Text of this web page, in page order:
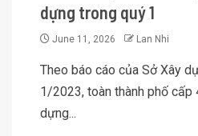
dựng trong quý 1
June 11, 2026 Lan Nhi
Theo báo cáo của Sở Xây
1/2023, toàn thành phố cấp
dựng...